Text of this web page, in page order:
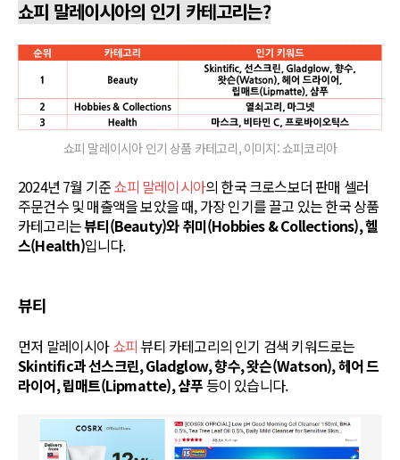
쇼피 말레이시아의 인기 카테고리는?
쇼피 말레이시아 인기 상품 카테고리, 이미지: 쇼피코리아
2024년 7월 기준쇼피 말레이시아의 한국 크로스보더 판매 셀러
주문건수 및 매출액을 보았을 때, 가장 인기를 끌고 있는 한국 상품
카테고리는뷰티(Beauty)와 취미(Hobbies & Collections), 헬
스(Health)입니다.
뷰티
먼저 말레이시아쇼피뷰티 카테고리의 인기 검색 키워드로는
Skintific과 선스크린, Gladglow, 향수, 왓슨(Watson), 헤어 드
라이어, 립매트(Lipmatte), 샴푸등이 있습니다.